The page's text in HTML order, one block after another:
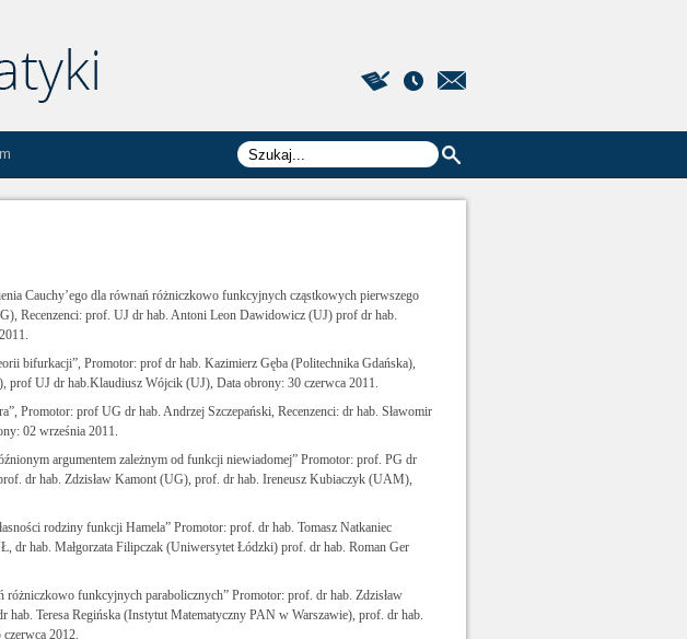
Cauchy’ego dla równań różniczkowo funkcyjnych cząstkowych pierwszego
Recenzenci: prof. UJ dr hab. Antoni Leon Dawidowicz (UJ) prof dr hab.
bifurkacji”, Promotor: prof dr hab. Kazimierz Gęba (Politechnika Gdańska),
prof UJ dr hab.Klaudiusz Wójcik (UJ), Data obrony: 30 czerwca 2011.
Promotor: prof UG dr hab. Andrzej Szczepański, Recenzenci: dr hab. Sławomir
02 września 2011.
argumentem zależnym od funkcji niewiadomej” Promotor: prof. PG dr
dr hab. Zdzisław Kamont (UG), prof. dr hab. Ireneusz Kubiaczyk (UAM),
rodziny funkcji Hamela” Promotor: prof. dr hab. Tomasz Natkaniec
dr hab. Małgorzata Filipczak (Uniwersytet Łódzki) prof. dr hab. Roman Ger
różniczkowo funkcyjnych parabolicznych” Promotor: prof. dr hab. Zdzisław
Teresa Regińska (Instytut Matematyczny PAN w Warszawie), prof. dr hab.
2012.